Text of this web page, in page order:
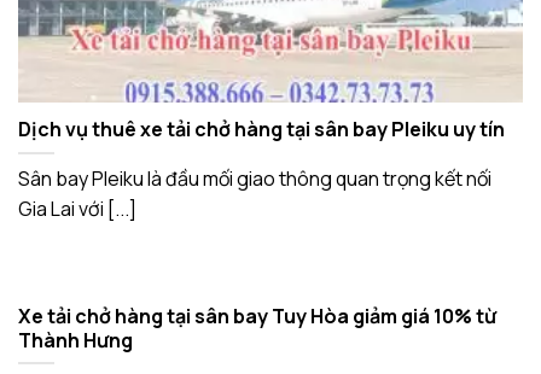
Dịch vụ thuê xe tải chở hàng tại sân bay Pleiku uy tín
Sân bay Pleiku là đầu mối giao thông quan trọng kết nối
Gia Lai với [...]
Xe tải chở hàng tại sân bay Tuy Hòa giảm giá 10% từ
Thành Hưng